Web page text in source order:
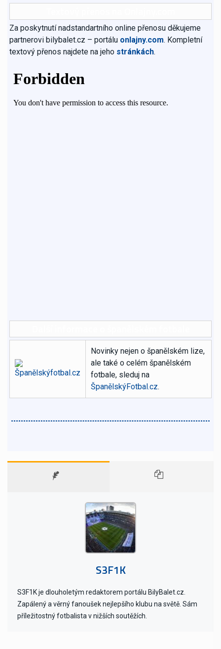
Za poskytnutí nadstandartního online přenosu děkujeme
partnerovi bilybalet.cz – portálu onlajny.com. Kompletní
textový přenos najdete na jeho stránkách.
Novinky nejen o španělském lize,
ale také o celém španělském
fotbale, sleduj na
ŠpanělskýFotbal.cz.
S3F1K
S3F1K je dlouholetým redaktorem portálu BilyBalet.cz.
Zapálený a věrný fanoušek nejlepšího klubu na světě. Sám
příležitostný fotbalista v nižších soutěžích.